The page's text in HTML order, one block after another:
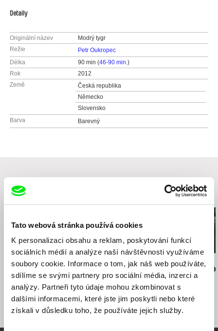
Tato webová stránka používá cookies
K personalizaci obsahu a reklam, poskytování funkcí
sociálních médií a analýze naší návštěvnosti využíváme
soubory cookie. Informace o tom, jak náš web používáte,
sdílíme se svými partnery pro sociální média, inzerci a
analýzy. Partneři tyto údaje mohou zkombinovat s
dalšími informacemi, které jste jim poskytli nebo které
získali v důsledku toho, že používáte jejich služby.
Detaily
Originální název
Modrý tygr
Režie
Petr Oukropec
Délka
90 min (46-90 min.)
Rok
2012
Země
Česká republika
Německo
Slovensko
Barva
Barevný
Související filmy (20)
Jiří Menzel
Na samotě u lesa
Nikolas Sand
léto09
Martin Hollý
Případ pro